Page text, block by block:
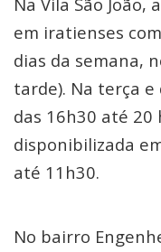
em iratienses
dias da semana,
tarde). Na terça
das 16h30 até 20
disponibilizada
até 11h30.
No bairro